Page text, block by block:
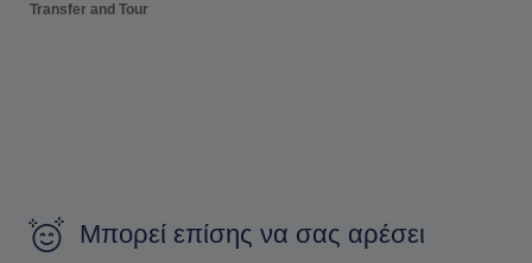
Transfer and Tour
Μπορεί επίσης να σας αρέσει